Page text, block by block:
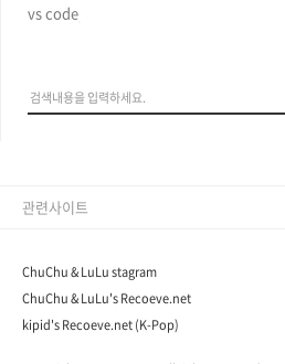
vs code,
ChuChu & LuLu stagram
ChuChu & LuLu's Recoeve.net
kipid's Recoeve.net (K-Pop)
관련사이트